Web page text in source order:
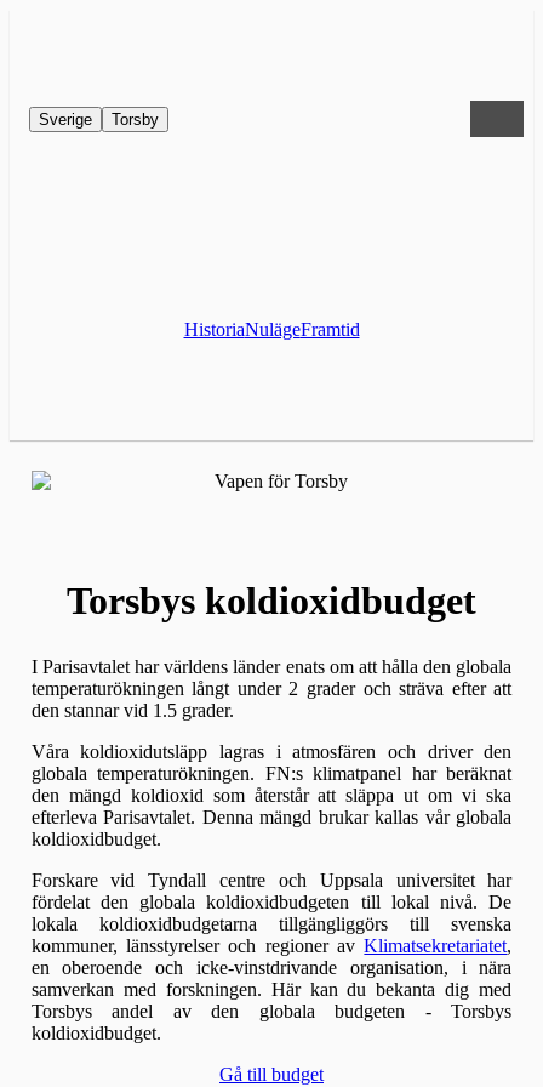
Sverige Torsby
HistoriaNulägeFramtid
Torsbys koldioxidbudget
I Parisavtalet har världens länder enats om att hålla den globala
temperaturökningen långt under 2 grader och sträva efter att
den stannar vid 1.5 grader.
Våra koldioxidutsläpp lagras i atmosfären och driver den
globala temperaturökningen. FN:s klimatpanel har beräknat
den mängd koldioxid som återstår att släppa ut om vi ska
efterleva Parisavtalet. Denna mängd brukar kallas vår globala
koldioxidbudget.
Forskare vid Tyndall centre och Uppsala universitet har
fördelat den globala koldioxidbudgeten till lokal nivå. De
lokala koldioxidbudgetarna tillgängliggörs till svenska
kommuner, länsstyrelser och regioner avKlimatsekretariatet,
en oberoende och icke-vinstdrivande organisation, i nära
samverkan med forskningen. Här kan du bekanta dig med
Torsbys andel av den globala budgeten - Torsbys
koldioxidbudget.
Gå till budget